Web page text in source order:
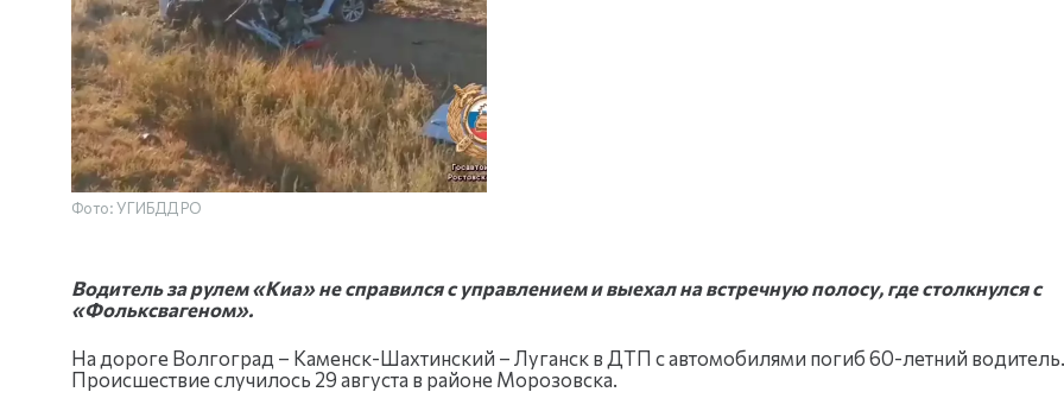
Фото: УГИБДД РО
Водитель за рулем «Киа» не справился с управлением и выехал на встречную полосу, где столкнулся с
«Фольксвагеном».
На дороге Волгоград – Каменск-Шахтинский – Луганск в ДТП с автомобилями погиб 60-летний водитель.
Происшествие случилось 29 августа в районе Морозовска.